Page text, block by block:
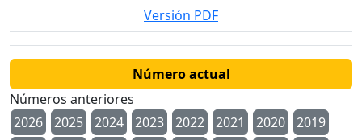
Versión PDF
Número actual
Números anteriores
2026
2025 2024 2023 2022 2021 2020
2019